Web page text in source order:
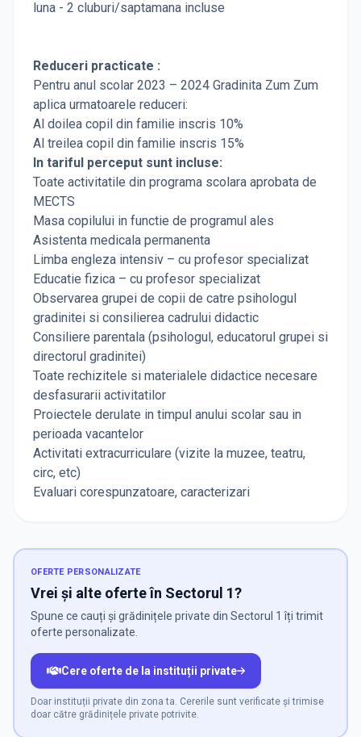
luna - 2 cluburi/saptamana incluse
Reduceri practicate :
Pentru anul scolar 2023 – 2024 Gradinita Zum Zum
aplica urmatoarele reduceri:
Al doilea copil din familie inscris 10%
Al treilea copil din familie inscris 15%
In tariful perceput sunt incluse:
Toate activitatile din programa scolara aprobata de
MECTS
Masa copilului in functie de programul ales
Asistenta medicala permanenta
Limba engleza intensiv – cu profesor specializat
Educatie fizica – cu profesor specializat
Observarea grupei de copii de catre psihologul
gradinitei si consilierea cadrului didactic
Consiliere parentala (psihologul, educatorul grupei si
directorul gradinitei)
Toate rechizitele si materialele didactice necesare
desfasurarii activitatilor
Proiectele derulate in timpul anului scolar sau in
perioada vacantelor
Activitati extracurriculare (vizite la muzee, teatru,
circ, etc)
Evaluari corespunzatoare, caracterizari
OFERTE PERSONALIZATE
Vrei și alte oferte în Sectorul 1?
Spune ce cauți și grădinițele private din Sectorul 1 îți trimit
oferte personalizate.
Cere oferte de la instituții private
Doar instituții private din zona ta. Cererile sunt verificate și trimise
doar către grădinițele private potrivite.